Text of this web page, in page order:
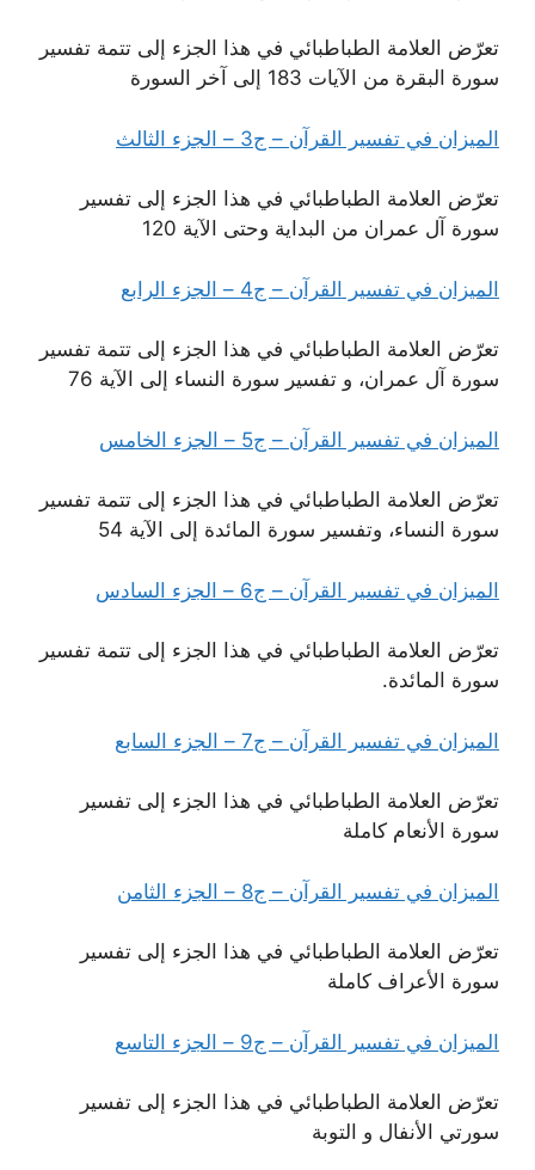
تعرّض العلامة الطباطبائي في هذا الجزء إلى تتمة تفسير
سورة البقرة من الآيات 183 إلى آخر السورة
الميزان في تفسير القرآن – ج3 – الجزء الثالث
تعرّض العلامة الطباطبائي في هذا الجزء إلى تفسير
سورة آل عمران من البداية وحتى الآية 120
الميزان في تفسير القرآن – ج4 – الجزء الرابع
تعرّض العلامة الطباطبائي في هذا الجزء إلى تتمة تفسير
سورة آل عمران، و تفسير سورة النساء إلى الآية 76
الميزان في تفسير القرآن – ج5 – الجزء الخامس
تعرّض العلامة الطباطبائي في هذا الجزء إلى تتمة تفسير
سورة النساء، وتفسير سورة المائدة إلى الآية 54
الميزان في تفسير القرآن – ج6 – الجزء السادس
تعرّض العلامة الطباطبائي في هذا الجزء إلى تتمة تفسير
سورة المائدة.
الميزان في تفسير القرآن – ج7 – الجزء السابع
تعرّض العلامة الطباطبائي في هذا الجزء إلى تفسير
سورة الأنعام كاملة
الميزان في تفسير القرآن – ج8 – الجزء الثامن
تعرّض العلامة الطباطبائي في هذا الجزء إلى تفسير
سورة الأعراف كاملة
الميزان في تفسير القرآن – ج9 – الجزء التاسع
تعرّض العلامة الطباطبائي في هذا الجزء إلى تفسير
سورتي الأنفال و التوبة